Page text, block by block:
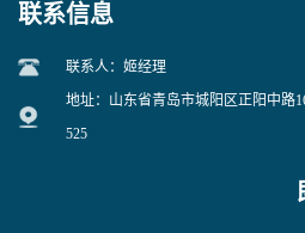
联系信息
联系人：姬经理
地址：山东省青岛市城阳区正阳中路
525